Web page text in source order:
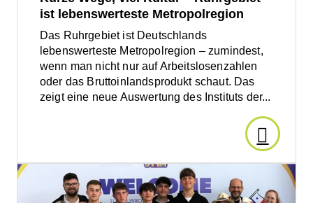
ist lebenswerteste Metropolregion
Das Ruhrgebiet ist Deutschlands
lebenswerteste Metropolregion – zumindest,
wenn man nicht nur auf Arbeitslosenzahlen
oder das Bruttoinlandsprodukt schaut. Das
zeigt eine neue Auswertung des Instituts der...
Den
Artikel
Den